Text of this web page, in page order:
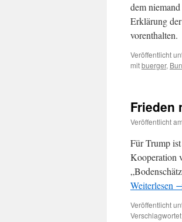
dem
Erklärung
vorenthalten.
Veröffentlicht
mitbuerger,
Frieden
Veröffentlicht am
Für Trump
Kooperation
Weiterlesen
Veröffentlicht